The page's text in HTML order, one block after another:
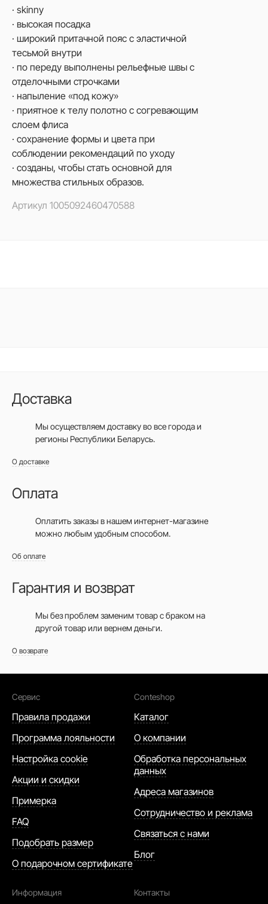
· skinny
· высокая посадка
· широкий притачной пояс с эластичной
тесьмой внутри
· по переду выполнены рельефные швы с
отделочными строчками
· напыление «под кожу»
· приятное к телу полотно с согревающим
слоем флиса
· сохранение формы и цвета при
соблюдении рекомендаций по уходу
· созданы, чтобы стать основной для
множества стильных образов.
Артикул 1005092460470588
Доставка
Мы осуществляем доставку во все городаи
регионы Республики Беларусь.
О доставке
Оплата
Оплатить заказы в нашем интернет-магазине
можно любым удобным способом.
Об оплате
Гарантия и возврат
Мы без проблем заменим товар с браком на
другой товар или вернем деньги.
О возврате
Сервис
Правила продажи
Программа лояльности
Настройка cookie
Акции и скидки
Примерка
FAQ
Подобрать размер
О подарочном сертификате
Conteshop
Каталог
О компании
Обработка персональных
данных
Адреса магазинов
Сотрудничество и реклама
Связаться с нами
Блог
Информация Контакты